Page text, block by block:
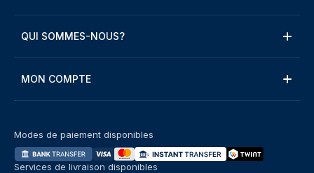
QUI SOMMES-NOUS?
MON COMPTE
Modes de paiement disponibles
Services de livraison disponibles